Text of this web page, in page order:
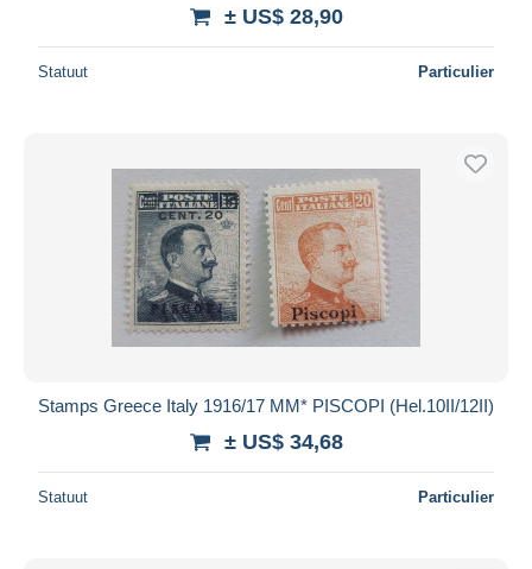
± US$ 28,90
Statuut Particulier
Stamps Greece Italy 1916/17 ΜΜ* PISCOPI (Hel.10II/12II)
± US$ 34,68
Statuut Particulier